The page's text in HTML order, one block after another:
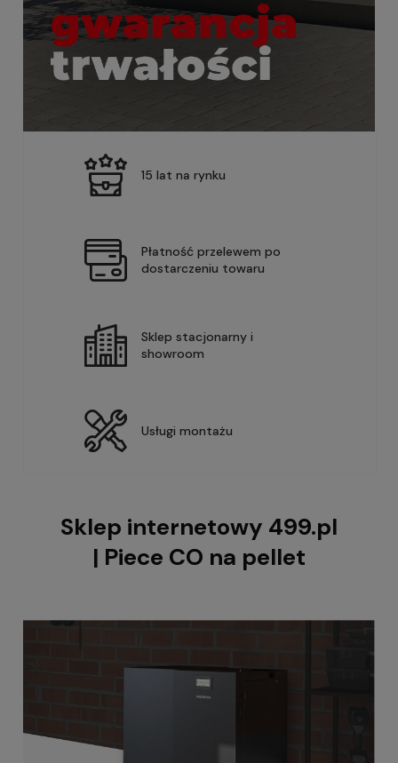
15 lat na rynku
Płatność przelewem po
dostarczeniu towaru
Sklep stacjonarny i
showroom
Usługi montażu
Sklep internetowy 499.pl
| Piece CO na pellet